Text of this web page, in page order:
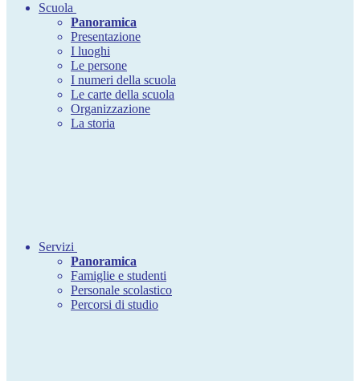
Scuola
Panoramica
Presentazione
I luoghi
Le persone
I numeri della scuola
Le carte della scuola
Organizzazione
La storia
Servizi
Panoramica
Famiglie e studenti
Personale scolastico
Percorsi di studio